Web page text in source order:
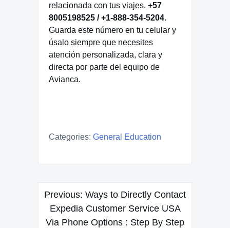
relacionada con tus viajes. +57
8005198525 / +1-888-354-5204.
Guarda este número en tu celular y
úsalo siempre que necesites
atención personalizada, clara y
directa por parte del equipo de
Avianca.
Categories: General Education
Post
navigation
Previous: Ways to Directly Contact
Expedia Customer Service USA
Via Phone Options : Step By Step